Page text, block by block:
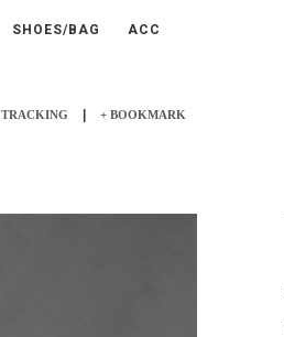
SHOES/BAG ACC
TRACKING + BOOKMARK